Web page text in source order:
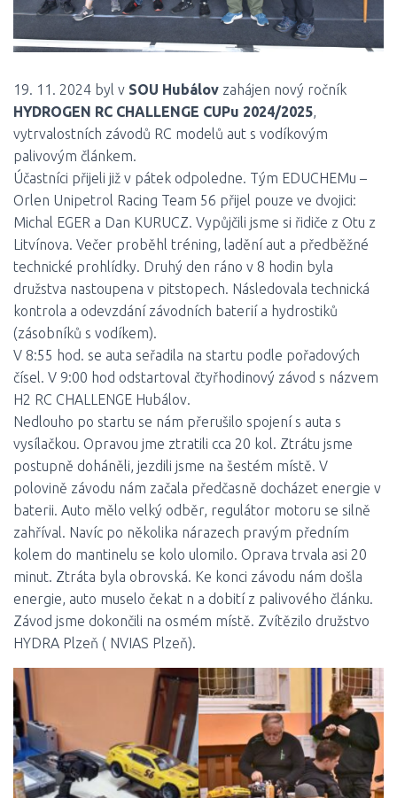
19. 11. 2024 byl v SOU Hubálov zahájen nový ročník
HYDROGEN RC CHALLENGE CUPu 2024/2025,
vytrvalostních závodů RC modelů aut s vodíkovým
palivovým článkem.
Účastníci přijeli již v pátek odpoledne. Tým EDUCHEMu –
Orlen Unipetrol Racing Team 56 přijel pouze ve dvojici:
Michal EGER a Dan KURUCZ. Vypůjčili jsme si řidiče z Otu z
Litvínova. Večer proběhl tréning, ladění aut a předběžné
technické prohlídky. Druhý den ráno v 8 hodin byla
družstva nastoupena v pitstopech. Následovala technická
kontrola a odevzdání závodních baterií a hydrostiků
(zásobníků s vodíkem).
V 8:55 hod. se auta seřadila na startu podle pořadových
čísel. V 9:00 hod odstartoval čtyřhodinový závod s názvem
H2 RC CHALLENGE Hubálov.
Nedlouho po startu se nám přerušilo spojení s auta s
vysílačkou. Opravou jme ztratili cca 20 kol. Ztrátu jsme
postupně doháněli, jezdili jsme na šestém místě. V
polovině závodu nám začala předčasně docházet energie v
baterii. Auto mělo velký odběr, regulátor motoru se silně
zahříval. Navíc po několika nárazech pravým předním
kolem do mantinelu se kolo ulomilo. Oprava trvala asi 20
minut. Ztráta byla obrovská. Ke konci závodu nám došla
energie, auto muselo čekat n a dobití z palivového článku.
Závod jsme dokončili na osmém místě. Zvítězilo družstvo
HYDRA Plzeň ( NVIAS Plzeň).